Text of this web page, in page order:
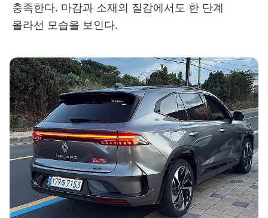
충족한다. 마감과 소재의 질감에서도 한 단계
올라선 모습을 보인다.